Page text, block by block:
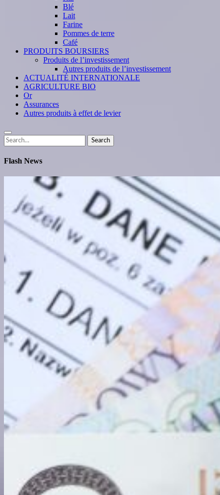
Blé
Lait
Farine
Pommes de terre
Café
PRODUITS BOURSIERS
Produits de l’investissement
Autres produits de l’investissement
ACTUALITÉ INTERNATIONALE
AGRICULTURE BIO
Or
Assurances
Autres produits à effet de levier
Search
for:
Search
Flash News